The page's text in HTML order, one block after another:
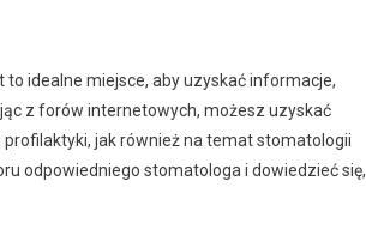
idealne miejsce, aby uzyskać informacje,
z forów internetowych, możesz uzyskać
jak również na temat stomatologii
odpowiedniego stomatologa i dowiedzieć się,